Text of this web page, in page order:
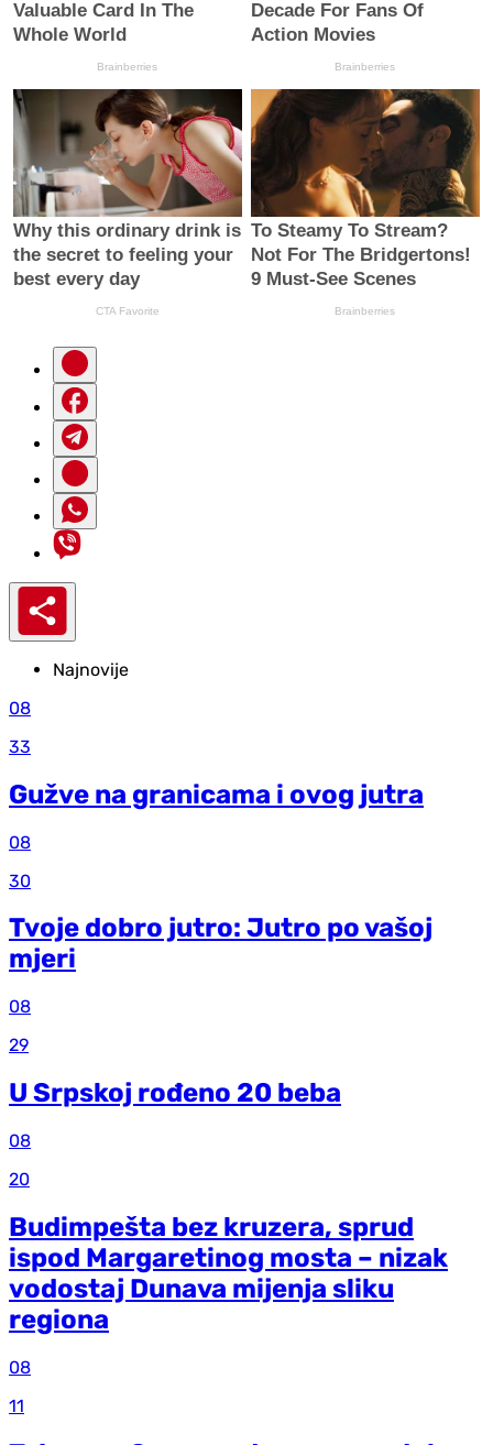
Najnovije
08
33
Gužve na granicama i ovog jutra
08
30
Tvoje dobro jutro: Jutro po vašoj
mjeri
08
29
U Srpskoj rođeno 20 beba
08
20
Budimpešta bez kruzera, sprud
ispod Margaretinog mosta – nizak
vodostaj Dunava mijenja sliku
regiona
08
11